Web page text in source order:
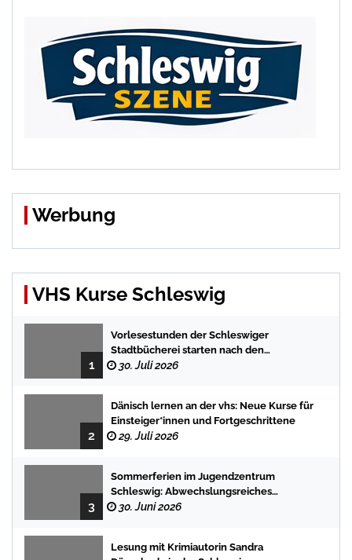
Werbung
VHS Kurse Schleswig
1
Vorlesestunden der Schleswiger
Stadtbücherei starten nach den
Sommerferien mit spannenden
30. Juli 2026
2
Dänisch lernen an der vhs: Neue Kurse für
Einsteiger*innen und Fortgeschrittene
29. Juli 2026
3
Sommerferien im Jugendzentrum
Schleswig: Abwechslungsreiches
Programm für Kinder und Jugendliche
30. Juni 2026
Lesung mit Krimiautorin Sandra